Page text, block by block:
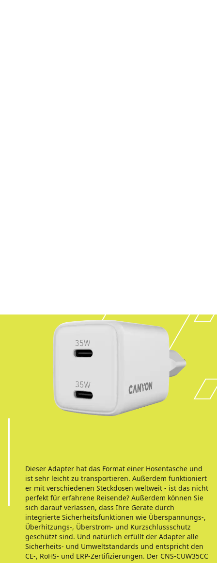
Dieser Adapter hat das Format einer Hosentasche und
ist sehr leicht zu transportieren. Außerdem funktioniert
er mit verschiedenen Steckdosen weltweit - ist das nicht
perfekt für erfahrene Reisende? Außerdem können Sie
sich darauf verlassen, dass Ihre Geräte durch
integrierte Sicherheitsfunktionen wie Überspannungs-,
Überhitzungs-, Überstrom- und Kurzschlussschutz
geschützt sind. Und natürlich erfüllt der Adapter alle
Sicherheits- und Umweltstandards und entspricht den
CE-, RoHS- und ERP-Zertifizierungen. Der CNS-CUW35CC